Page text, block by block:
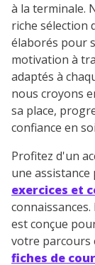
à la terminale.
riche sélection
élaborés pour
motivation à
adaptés à
nous croyons
sa place,
confiance en
Profitez d'un
une
exercices et
est conçue
votre parcours
fiches de